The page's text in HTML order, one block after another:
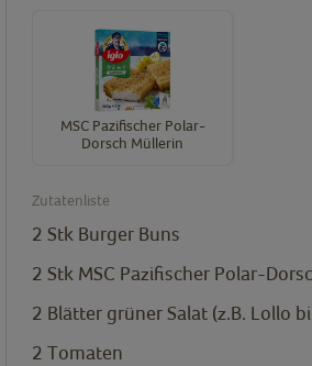
MSC Pazifischer Polar-
Dorsch Müllerin
Zutatenliste
2 Stk Burger Buns
2 Stk MSC Pazifischer Polar-
2 Blätter grüner Salat (z.B. Lollo
2 Tomaten